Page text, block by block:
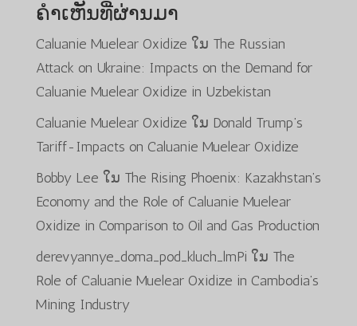
ຄຳເຫັນທີ່ຜ່ານມາ
Caluanie Muelear Oxidize ໃນ The Russian
Attack on Ukraine: Impacts on the Demand for
Caluanie Muelear Oxidize in Uzbekistan
Caluanie Muelear Oxidize ໃນ Donald Trump’s
Tariff-Impacts on Caluanie Muelear Oxidize
Bobby Lee ໃນ The Rising Phoenix: Kazakhstan’s
Economy and the Role of Caluanie Muelear
Oxidize in Comparison to Oil and Gas Production
derevyannye_doma_pod_kluch_lmPi ໃນ The
Role of Caluanie Muelear Oxidize in Cambodia’s
Mining Industry